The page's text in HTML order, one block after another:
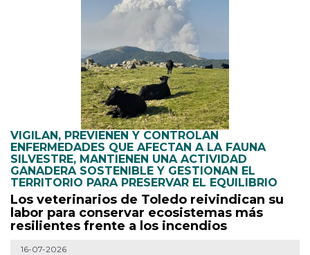
VIGILAN, PREVIENEN Y CONTROLAN
ENFERMEDADES QUE AFECTAN A LA FAUNA
SILVESTRE, MANTIENEN UNA ACTIVIDAD
GANADERA SOSTENIBLE Y GESTIONAN EL
TERRITORIO PARA PRESERVAR EL EQUILIBRIO
Los veterinarios de Toledo reivindican su
labor para conservar ecosistemas más
resilientes frente a los incendios
16-07-2026